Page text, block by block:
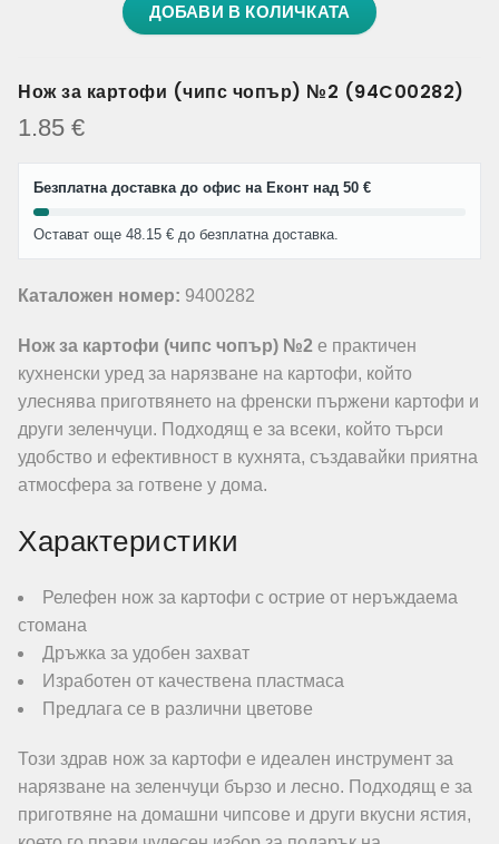
ДОБАВИ В КОЛИЧКАТА
Нож за картофи (чипс чопър) №2 (94C00282)
1.85 €
Безплатна доставка до офис на Еконт над 50 €
Остават още 48.15 € до безплатна доставка.
Каталожен номер: 9400282
Нож за картофи (чипс чопър) №2 е практичен
кухненски уред за нарязване на картофи, който
улеснява приготвянето на френски пържени картофи и
други зеленчуци. Подходящ е за всеки, който търси
удобство и ефективност в кухнята, създавайки приятна
атмосфера за готвене у дома.
Характеристики
Релефен нож за картофи с острие от неръждаема
стомана
Дръжка за удобен захват
Изработен от качествена пластмаса
Предлага се в различни цветове
Този здрав нож за картофи е идеален инструмент за
нарязване на зеленчуци бързо и лесно. Подходящ е за
приготвяне на домашни чипсове и други вкусни ястия,